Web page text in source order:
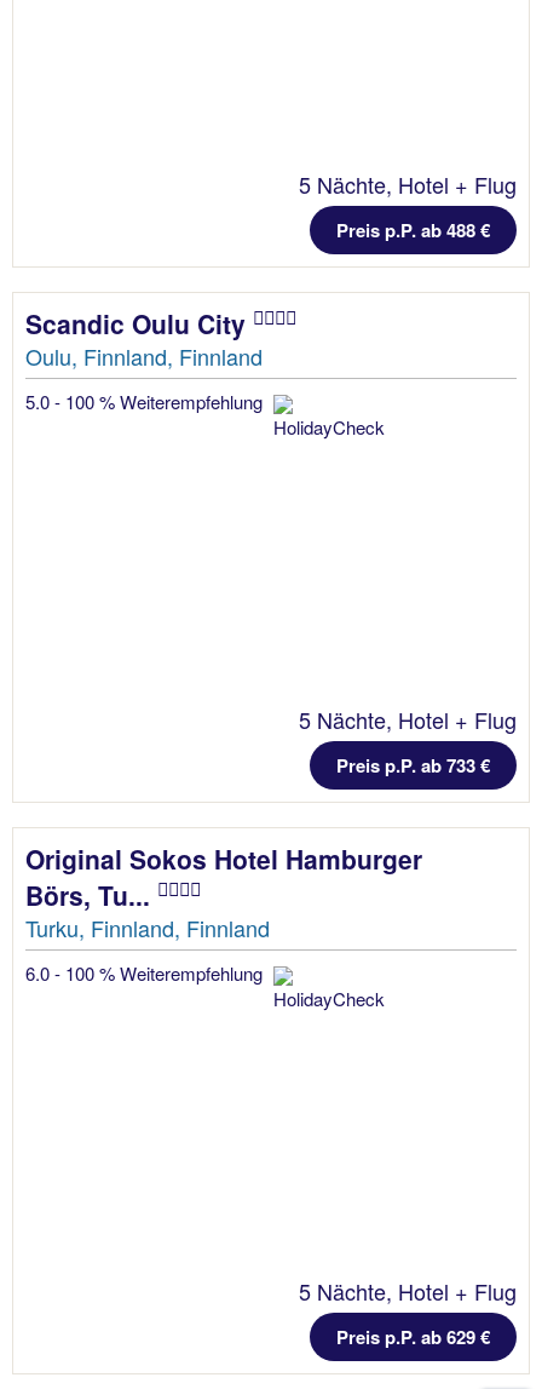
5 Nächte, Hotel + Flug
Preis p.P. ab 488 €
Scandic Oulu City
Oulu, Finnland, Finnland
5.0 - 100 % Weiterempfehlung
5 Nächte, Hotel + Flug
Preis p.P. ab 733 €
Original Sokos Hotel Hamburger
Börs, Tu...
Turku, Finnland, Finnland
6.0 - 100 % Weiterempfehlung
5 Nächte, Hotel + Flug
Preis p.P. ab 629 €